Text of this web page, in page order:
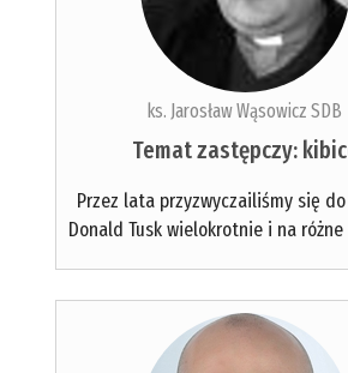
ks. Jarosław Wąsowicz SDB
Temat zastępczy:
Przez lata przyzwyczailiśmy się
Donald Tusk wielokrotnie i na różne